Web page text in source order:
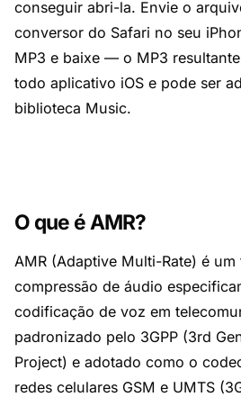
conseguir abri-la. Envie o
conversor do Safari no seu
MP3 e baixe — o MP3
todo aplicativo iOS e pode ser
biblioteca Music.
O que é AMR?
AMR (Adaptive Multi-Rate) é
compressão de áudio
codificação de voz em
padronizado pelo 3GPP (3rd
Project) e adotado como o
redes celulares GSM e UMTS